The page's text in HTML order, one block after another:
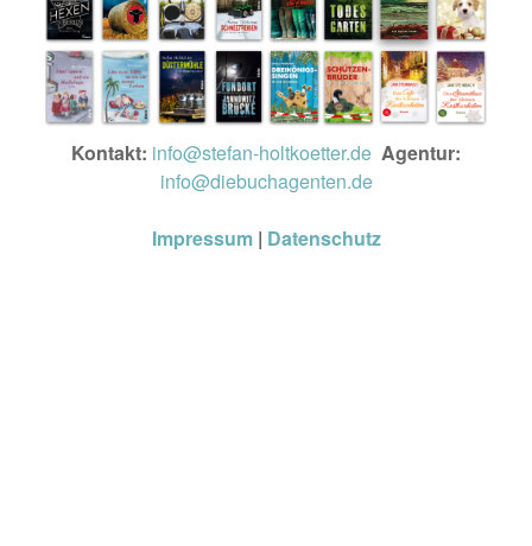
Kontakt: info@stefan-holtkoetter.de Agentur:
info@diebuchagenten.de
Impressum| Datenschutz